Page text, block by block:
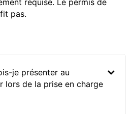
requise. Le permis de
pas.
je présenter au
lors de la prise en charge